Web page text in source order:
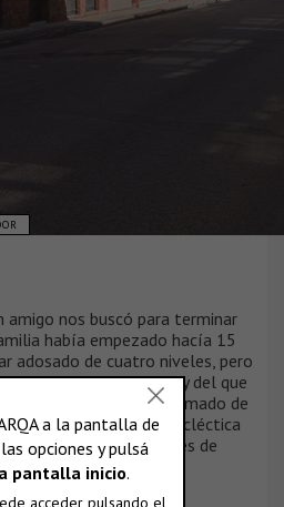
amigo nos buscó para terminar
había empezado hacía 15
adosado de cuatro niveles, pero
obligaron a paralizar, y del que
de hormigón armado de
incipiente fachada ecléctica
paredes interiores de